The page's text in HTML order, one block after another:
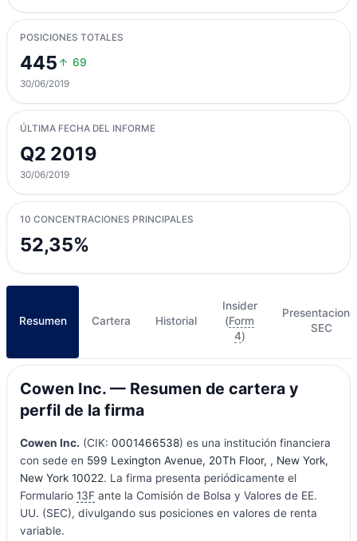
POSICIONES TOTALES
445 69
30/06/2019
ÚLTIMA FECHA DEL INFORME
Q2 2019
30/06/2019
10 CONCENTRACIONES PRINCIPALES
52,35%
Resumen Cartera Historial
Insider
(Form
4)
SEC
Cowen Inc. — Resumen de cartera y
perfil de la firma
Cowen Inc. (CIK: 0001466538) es una institución financiera
con sede en 599 Lexington Avenue, 20Th Floor, , New York,
New York 10022. La firma presenta periódicamente el
Formulario 13Fante la Comisión de Bolsa y Valores de EE.
UU. (SEC), divulgando sus posiciones en valores de renta
variable.